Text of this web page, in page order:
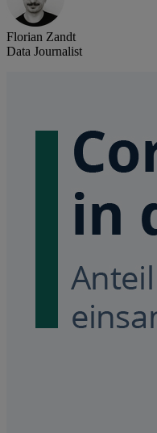
Florian Zandt
Data Journalist